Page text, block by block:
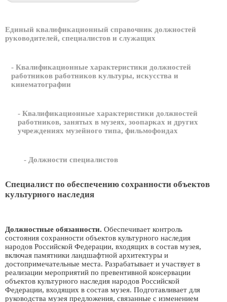
Единый квалификационный справочник должностей
руководителей, специалистов и служащих
- Квалификационные характеристики должностей
работников работников культуры, искусства и
кинематографии
- Квалификационные характеристики должностей
работников, занятых в музеях, зоопарках и других
учреждениях музейного типа, фильмофондах
- Должности специалистов
Специалист по обеспечению сохранности объектов
культурного наследия
Должностные обязанности. Обеспечивает контроль
состояния сохранности объектов культурного наследия
народов Российской Федерации, входящих в состав музея,
включая памятники ландшафтной архитектуры и
достопримечательные места. Разрабатывает и участвует в
реализации мероприятий по превентивной консервации
объектов культурного наследия народов Российской
Федерации, входящих в состав музея. Подготавливает для
руководства музея предложения, связанные с изменением